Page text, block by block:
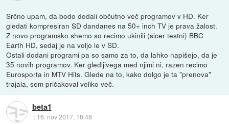
Srčno upam, da bodo dodali občutno več programov v HD. Ker
gledati kompresiran SD dandanes na 50+ inch TV je prava žalost.
Z novo programsko shemo so recimo ukinili (sicer testni) BBC
Earth HD, sedaj je na voljo le v SD.
Ostali dodani programi pa so samo za to, da lahko napišejo, da je
35 novih programov. Ker gledljivega med njimi ni, razen recimo
Eurosporta in MTV Hits. Glede na to, kako dolgo je ta "prenova"
trajala, sem pričakoval veliko več.
beta1
:: 16. nov 2017, 18:48